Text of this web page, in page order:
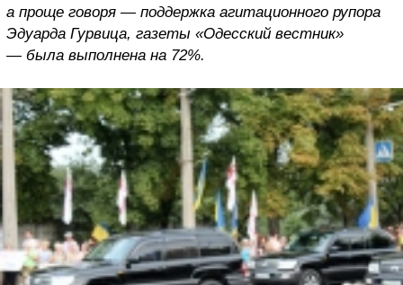
а проще говоря — поддержка агитационного рупора
Эдуарда Гурвица, газеты «Одесский вестник»
— была выполнена на 72%.